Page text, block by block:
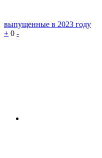
выпущенные в 2023 году
+ 0 -